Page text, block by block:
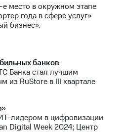
место в окружном этапе
года в сфере услуг»
бизнес».
банков
Банка стал лучшим
из RuStore в III квартале
лидером в цифровизации
Digital Week 2024; Центр